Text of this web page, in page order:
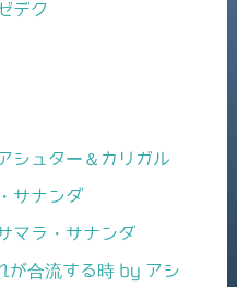
デク
シュター＆カリガル
サナンダ
マラ・サナンダ
が合流する時 by アシ